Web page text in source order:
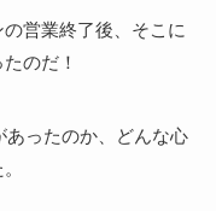
営業終了後、そこに
のだ！
あったのか、どんな心